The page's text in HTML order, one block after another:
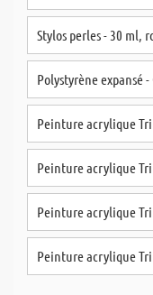
Stylos perles - 30 ml,
Polystyrène expansé -
Peinture acrylique
Peinture acrylique
Peinture acrylique
Peinture acrylique